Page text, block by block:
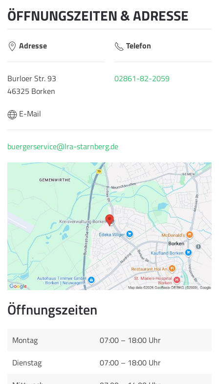
ÖFFNUNGSZEITEN & ADRESSE
Adresse
Burloer Str. 93
46325 Borken
Telefon
02861-82-2059
E-Mail
buergerservice@lra-starnberg.de
Öffnungszeiten
Montag
07:00 – 18:00 Uhr
Dienstag
07:00 – 18:00 Uhr